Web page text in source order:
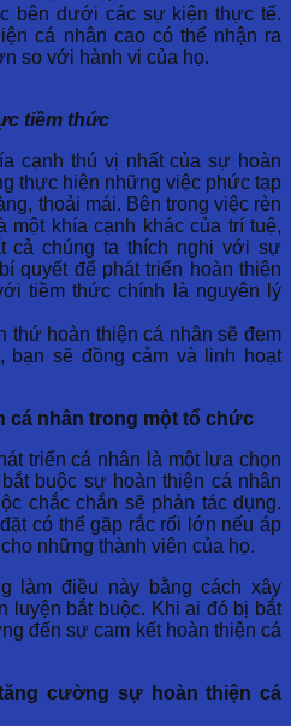
bên dưới các sự kiện thực tế.
cá nhân cao có thể nhận ra
so với hành vi của họ.
tiềm thức
cạnh thú vị nhất của sự hoàn
thực hiện những việc phức tạp
thoải mái. Bên trong việc rèn
một khía cạnh khác của trí tuệ,
cả chúng ta thích nghi với sự
quyết để phát triển hoàn thiện
tiềm thức chính là nguyên lý
thứ hoàn thiện cá nhân sẽ đem
bạn sẽ đồng cảm và linh hoạt
cá nhân trong một tổ chức
triển cá nhân là một lựa chọn
buộc sự hoàn thiện cá nhân
chắc chắn sẽ phản tác dụng.
có thể gặp rắc rối lớn nếu áp
những thành viên của họ.
làm điều này bằng cách xây
luyện bắt buộc. Khi ai đó bị bắt
đến sự cam kết hoàn thiện cá
cường sự hoàn thiện cá